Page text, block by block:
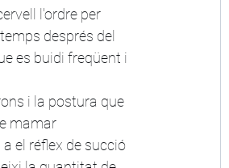
l'ordre per
després del
es buidi freqüent i
i la postura que
mamar
el réflex de succió